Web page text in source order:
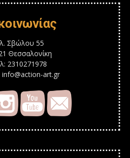
Σβώλου 55
Θεσσαλονίκη
2310271978
info@action-art.gr